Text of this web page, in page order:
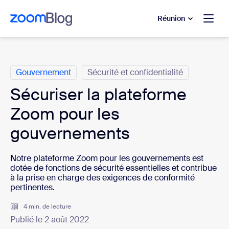
contenu principal
au chat d’aide
Réunion
Gouvernement Sécurité et confidentialité
Sécuriser la plateforme
Zoom pour les
gouvernements
Notre plateforme Zoom pour les gouvernements est
dotée de fonctions de sécurité essentielles et contribue
à la prise en charge des exigences de conformité
pertinentes.
4 min. de lecture
Publié le 2 août 2022